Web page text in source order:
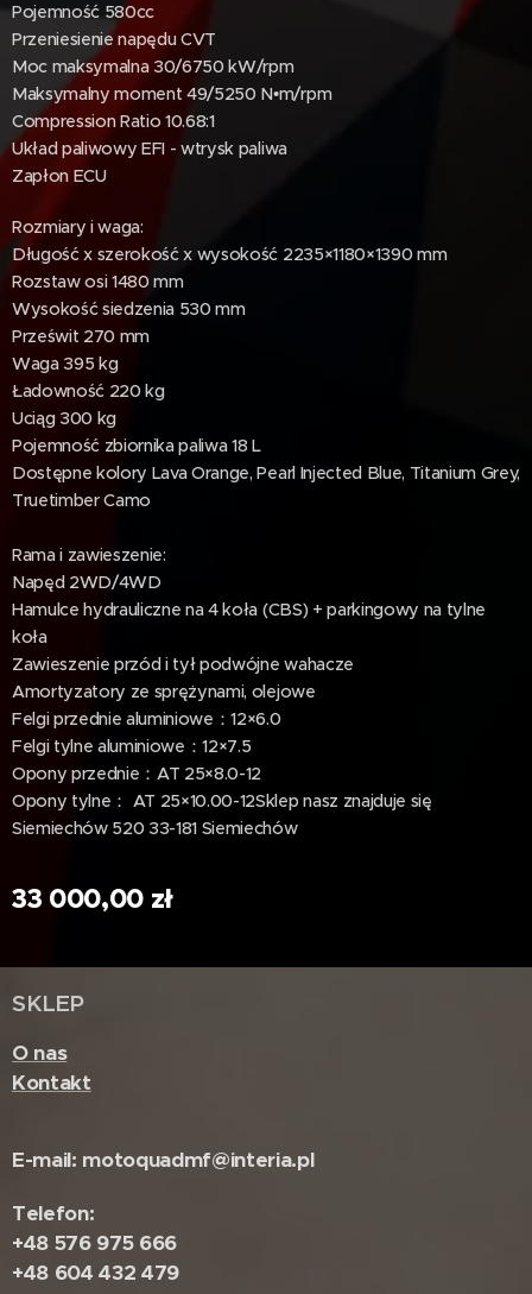
Pojemność 580cc
Przeniesienie napędu CVT
Moc maksymalna 30/6750 kW/rpm
Maksymalny moment 49/5250 N•m/rpm
Compression Ratio 10.68:1
Układ paliwowy EFI - wtrysk paliwa
Zapłon ECU
Rozmiary i waga:
Długość x szerokość x wysokość 2235×1180×1390 mm
Rozstaw osi 1480 mm
Wysokość siedzenia 530 mm
Prześwit 270 mm
Waga 395 kg
Ładowność 220 kg
Uciąg 300 kg
Pojemność zbiornika paliwa 18 L
Dostępne kolory Lava Orange, Pearl Injected Blue, Titanium Grey,
Truetimber Camo
Rama i zawieszenie:
Napęd 2WD/4WD
Hamulce hydrauliczne na 4 koła (CBS) + parkingowy na tylne
koła
Zawieszenie przód i tył podwójne wahacze
Amortyzatory ze sprężynami, olejowe
Felgi przednie aluminiowe：12×6.0
Felgi tylne aluminiowe：12×7.5
Opony przednie：AT 25×8.0-12
Opony tylne： AT 25×10.00-12Sklep nasz znajduje się
Siemiechów 520 33-181 Siemiechów
33 000,00 zł
SKLEP
O nas
Kontakt
E-mail: motoquadmf@interia.pl
Telefon:
+48 576 975 666
+48 604 432 479